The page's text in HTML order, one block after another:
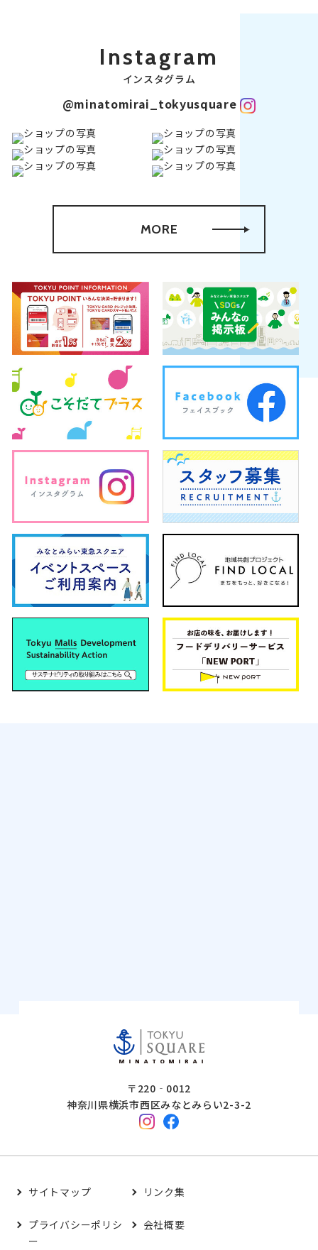
Instagram
インスタグラム
@minatomirai_tokyusquare
MORE
〒220‐0012
神奈川県横浜市西区みなとみらい2-3-2
サイトマップ リンク集
プライバシーポリシ
ー
会社概要